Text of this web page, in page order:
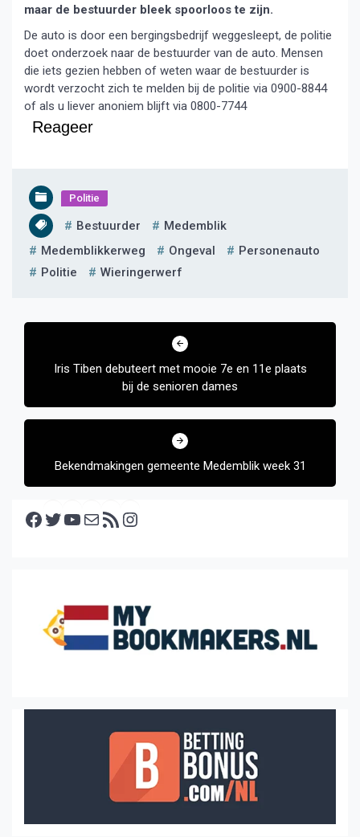
maar de bestuurder bleek spoorloos te zijn.
De auto is door een bergingsbedrijf weggesleept, de politie
doet onderzoek naar de bestuurder van de auto. Mensen
die iets gezien hebben of weten waar de bestuurder is
wordt verzocht zich te melden bij de politie via 0900-8844
of als u liever anoniem blijft via 0800-7744
Reageer
Politie
Bestuurder
Medemblik
Medemblikkerweg
Ongeval
Personenauto
Politie
Wieringerwerf
Bericht
Iris Tiben debuteert met mooie 7e en 11e plaats
bij de senioren dames
Bekendmakingen gemeente Medemblik week 31
Facebook Twitter YouTube E-mail RSS feed